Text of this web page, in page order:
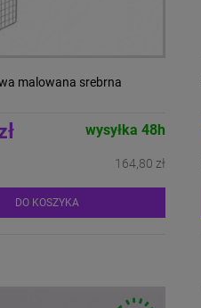
malowana srebrna
164,80 zł
wysyłka 48h
DO KOSZYKA